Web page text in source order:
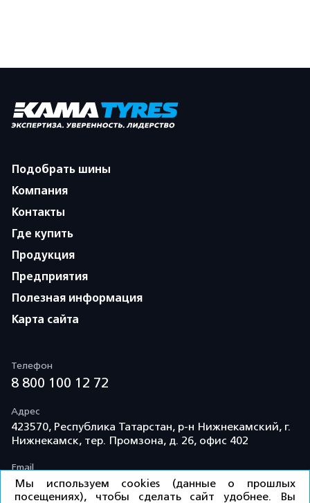
Подобрать шины
Компания
Контакты
Где купить
Продукция
Предприятия
Полезная информация
Карта сайта
Телефон
8 800 100 12 72
Адрес
423570, Республика Татарстан, р-н Нижнекамский, г.
Нижнекамск, тер. Промзона, д. 26, офис 402
Email
info@td-kama.com
Мы используем cookies (данные о прошлых
посещениях), чтобы сделать сайт удобнее. Вы